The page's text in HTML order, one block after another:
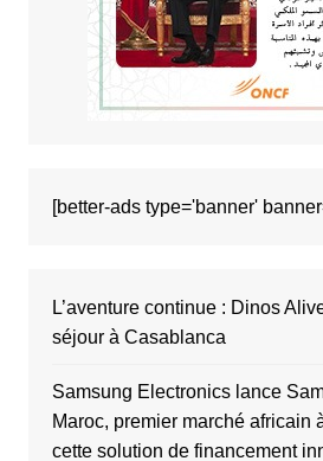
[better-ads type='banner'
L’aventure continue : Dinos
séjour à Casablanca
Samsung Electronics lance
Maroc, premier marché africain
cette solution de financement